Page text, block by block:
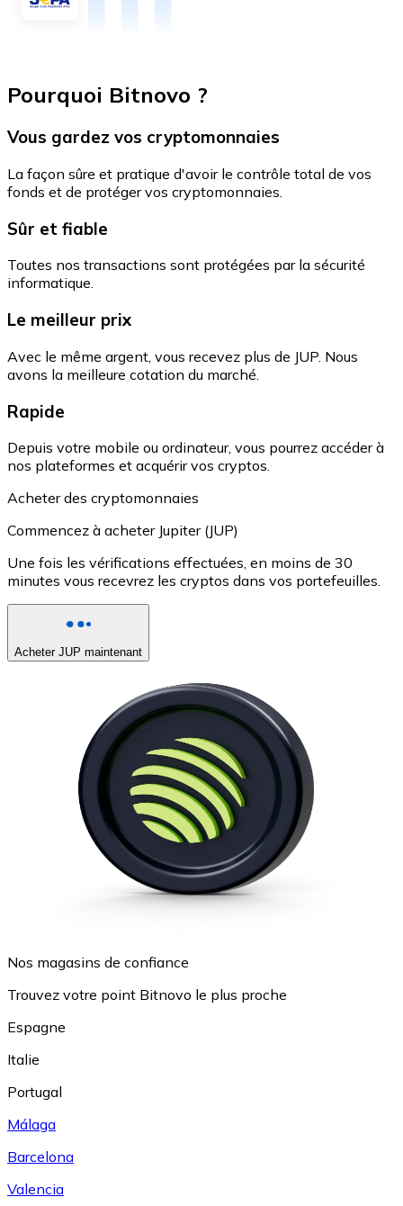
Pourquoi Bitnovo ?
Vous gardez vos cryptomonnaies
La façon sûre et pratique d'avoir le contrôle total de vos
fonds et de protéger vos cryptomonnaies.
Sûr et fiable
Toutes nos transactions sont protégées par la sécurité
informatique.
Le meilleur prix
Avec le même argent, vous recevez plus de JUP. Nous
avons la meilleure cotation du marché.
Rapide
Depuis votre mobile ou ordinateur, vous pourrez accéder à
nos plateformes et acquérir vos cryptos.
Acheter des cryptomonnaies
Commencez à acheter Jupiter (JUP)
Une fois les vérifications effectuées, en moins de 30
minutes vous recevrez les cryptos dans vos portefeuilles.
Acheter JUP maintenant
Nos magasins de confiance
Trouvez votre point Bitnovo le plus proche
Espagne
Italie
Portugal
Málaga
Barcelona
Valencia